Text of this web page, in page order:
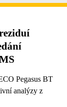
Pegasus BT
analýzy z